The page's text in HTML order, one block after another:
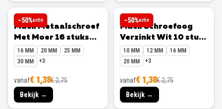
−50%actie
MACK
Mack Metaalschroef
Met Moer 16 stuks
M5 x 16 mm
16 MM 20 MM
25 MM
30 MM
+3
vanaf€ 1,38€ 2,75
Bekijk →
−50%actie
MACK
Mack Schroefoog
Verzinkt Wit 10 stuks
2,3 x 10 mm
10 MM 12 MM
16 MM
20 MM
+3
vanaf€ 1,38€ 2,75
Bekijk →